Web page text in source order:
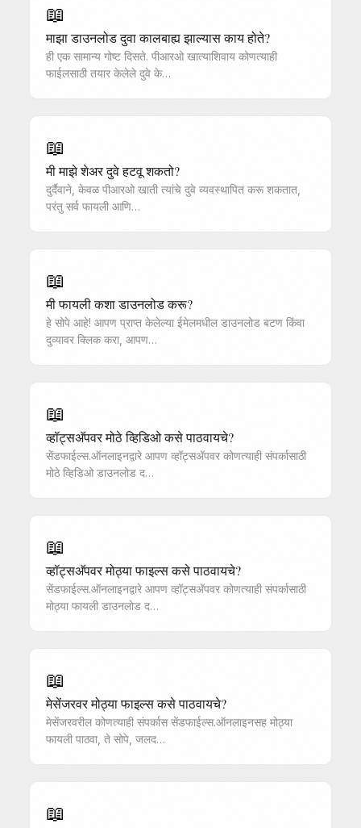
📖
माझा डाउनलोड दुवा कालबाह्य झाल्यास काय होते?
ही एक सामान्य गोष्ट दिसते. पीआरओ खात्याशिवाय कोणत्याही
फाईलसाठी तयार केलेले दुवे के…
📖
मी माझे शेअर दुवे हटवू शकतो?
दुर्दैवाने, केवळ पीआरओ खाती त्यांचे दुवे व्यवस्थापित करू शकतात,
परंतु सर्व फायली आणि…
📖
मी फायली कशा डाउनलोड करू?
हे सोपे आहे! आपण प्राप्त केलेल्या ईमेलमधील डाउनलोड बटण किंवा
दुव्यावर क्लिक करा, आपण…
📖
व्हॉट्सअ‍ॅपवर मोठे व्हिडिओ कसे पाठवायचे?
सेंडफाईल्स.ऑनलाइनद्वारे आपण व्हॉट्सअ‍ॅपवर कोणत्याही संपर्कासाठी
मोठे व्हिडिओ डाउनलोड द…
📖
व्हॉट्सअ‍ॅपवर मोठ्या फाइल्स कसे पाठवायचे?
सेंडफाईल्स.ऑनलाइनद्वारे आपण व्हॉट्सअ‍ॅपवर कोणत्याही संपर्कासाठी
मोठ्या फायली डाउनलोड द…
📖
मेसेंजरवर मोठ्या फाइल्स कसे पाठवायचे?
मेसेंजरवरील कोणत्याही संपर्कास सेंडफाईल्स.ऑनलाइनसह मोठ्या
फायली पाठवा, ते सोपे, जलद…
📖